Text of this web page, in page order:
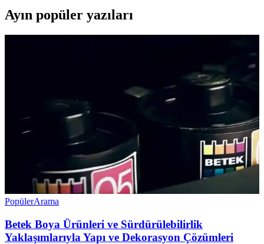
Ayın popüler yazıları
PopülerArama
Betek Boya Ürünleri ve Sürdürülebilirlik
Yaklaşımlarıyla Yapı ve Dekorasyon Çözümleri